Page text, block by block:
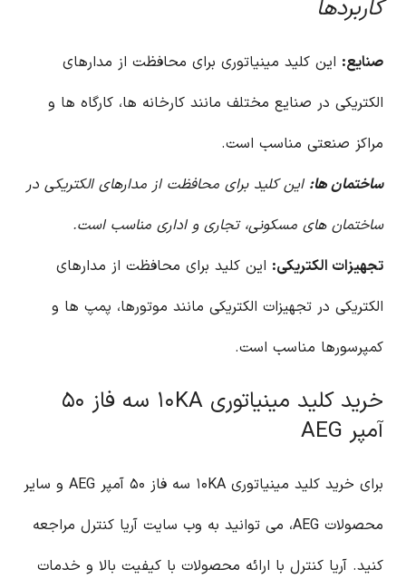
کاربردها
صنایع: این کلید مینیاتوری برای محافظت از مدارهای
الکتریکی در صنایع مختلف مانند کارخانه ها، کارگاه ها و
مراکز صنعتی مناسب است.
ساختمان ها: این کلید برای محافظت از مدارهای الکتریکی در
ساختمان های مسکونی، تجاری و اداری مناسب است.
تجهیزات الکتریکی: این کلید برای محافظت از مدارهای
الکتریکی در تجهیزات الکتریکی مانند موتورها، پمپ ها و
کمپرسورها مناسب است.
خرید کلید مینیاتوری ۱۰KA سه فاز ۵۰
آمپر AEG
برای خرید کلید مینیاتوری ۱۰KA سه فاز ۵۰ آمپر AEG و سایر
محصولات AEG، می توانید به وب سایت آریا کنترل مراجعه
کنید. آریا کنترل با ارائه محصولات با کیفیت بالا و خدمات